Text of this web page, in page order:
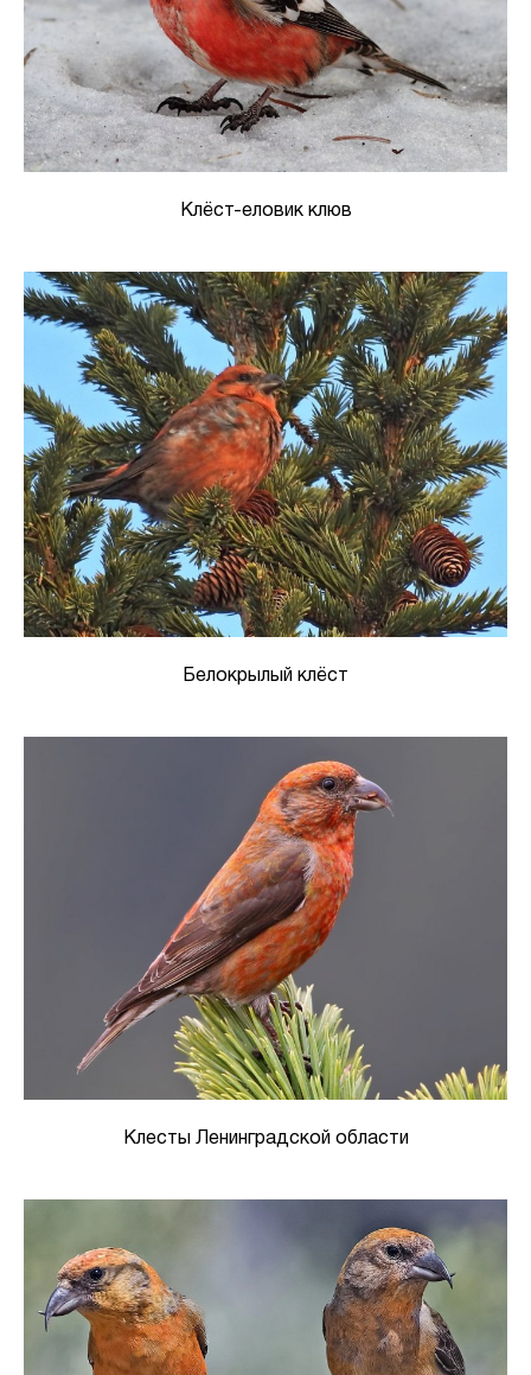
Клёст-еловик клюв
Белокрылый клёст
Клесты Ленинградской области